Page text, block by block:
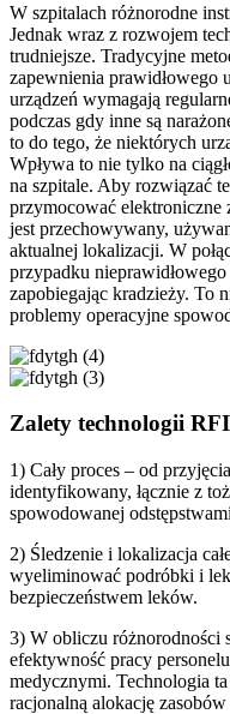
W szpitalach różnorodne
Jednak wraz z rozwojem
trudniejsze. Tradycyjne
zapewnienia prawidłowego
urządzeń wymagają
podczas gdy inne są
to do tego, że niektórych
Wpływa to nie tylko na
na szpitale. Aby rozwiązać
przymocować
jest przechowywany,
aktualnej lokalizacji. W
przypadku
zapobiegając kradzieży. To
problemy operacyjne
Zalety technologii
1) Cały proces – od
identyfikowany, łącznie z
spowodowanej
2) Śledzenie i lokalizacja
wyeliminować podróbki i
bezpieczeństwem leków.
3) W obliczu różnorodności
efektywność pracy
medycznymi. Technologia
racjonalną alokację